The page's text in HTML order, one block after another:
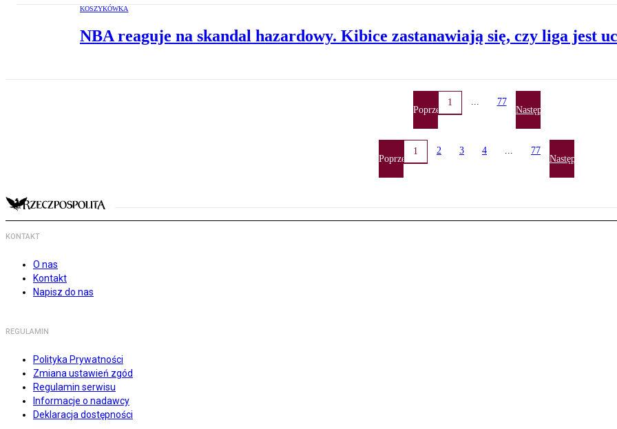
KOSZYKÓWKA
NBA reaguje na skandal hazardowy. Kibice zastanawiają się, czy liga jest
Poprzednia
1 ... 77
Następna
Poprzednia
1 2 3 4 ... 77
Następna
KONTAKT
O nas
Kontakt
Napisz do nas
REGULAMIN
Polityka Prywatności
Zmiana ustawień zgód
Regulamin serwisu
Informacje o nadawcy
Deklaracja dostępności